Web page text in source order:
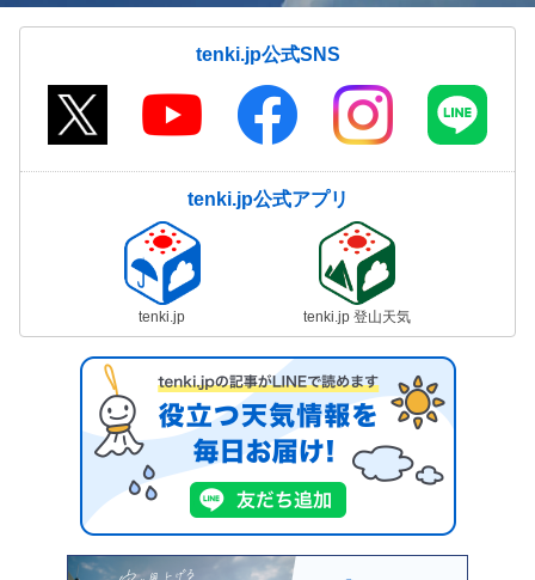
tenki.jp公式SNS
tenki.jp公式アプリ
tenki.jp tenki.jp 登山天気